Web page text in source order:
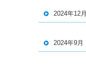
2024年12月
2024年9月